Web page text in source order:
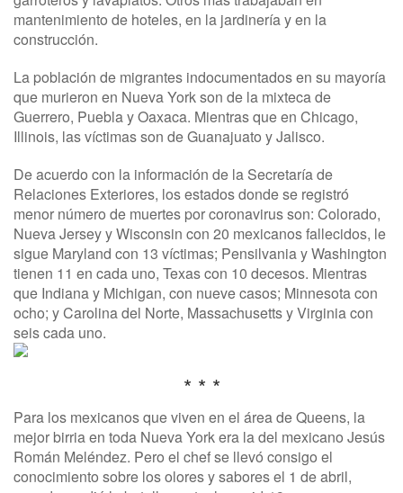
mantenimiento de hoteles, en la jardinería y en la
construcción.
La población de migrantes indocumentados en su mayoría
que murieron en Nueva York son de la mixteca de
Guerrero, Puebla y Oaxaca. Mientras que en Chicago,
Illinois, las víctimas son de Guanajuato y Jalisco.
De acuerdo con la información de la Secretaría de
Relaciones Exteriores, los estados donde se registró
menor número de muertes por coronavirus son: Colorado,
Nueva Jersey y Wisconsin con 20 mexicanos fallecidos, le
sigue Maryland con 13 víctimas; Pensilvania y Washington
tienen 11 en cada uno, Texas con 10 decesos. Mientras
que Indiana y Michigan, con nueve casos; Minnesota con
ocho; y Carolina del Norte, Massachusetts y Virginia con
seis cada uno.
* * *
Para los mexicanos que viven en el área de Queens, la
mejor birria en toda Nueva York era la del mexicano Jesús
Román Meléndez. Pero el chef se llevó consigo el
conocimiento sobre los olores y sabores el 1 de abril,